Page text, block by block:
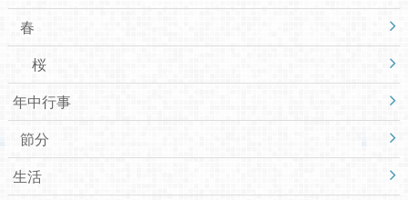
春
桜
年中行事
節分
生活